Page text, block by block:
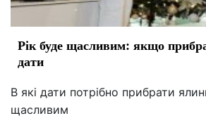
Рік буде щасливим: якщо
дати
В які дати потрібно прибрати
щасливим